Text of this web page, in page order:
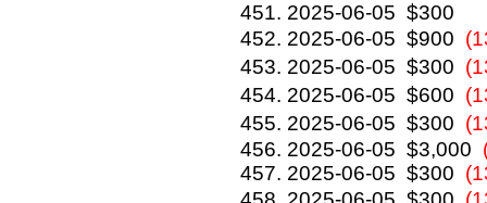
2025-06-05 $300
2025-06-05 $900
2025-06-05 $300
2025-06-05 $600
2025-06-05 $300
2025-06-05 $3,000
2025-06-05 $300